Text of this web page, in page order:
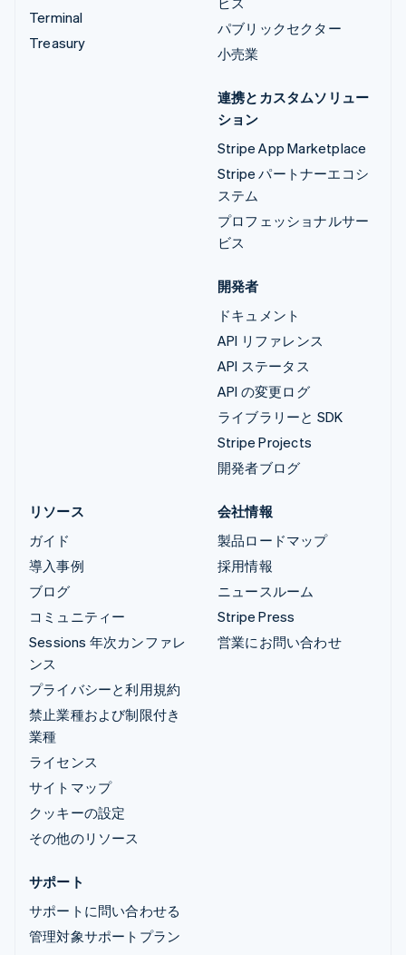
Terminal
Treasury
パブリックセクター
小売業
連携とカスタムソリュー
ション
Stripe App Marketplace
Stripe パートナーエコシ
ステム
プロフェッショナルサー
ビス
開発者
ドキュメント
API リファレンス
API ステータス
API の変更ログ
ライブラリーと SDK
Stripe Projects
開発者ブログ
リソース
ガイド
導入事例
ブログ
コミュニティー
Sessions 年次カンファレ
ンス
プライバシーと利用規約
禁止業種および制限付き
業種
ライセンス
サイトマップ
クッキーの設定
その他のリソース
会社情報
製品ロードマップ
採用情報
ニュースルーム
Stripe Press
営業にお問い合わせ
サポート
サポートに問い合わせる
管理対象サポートプラン